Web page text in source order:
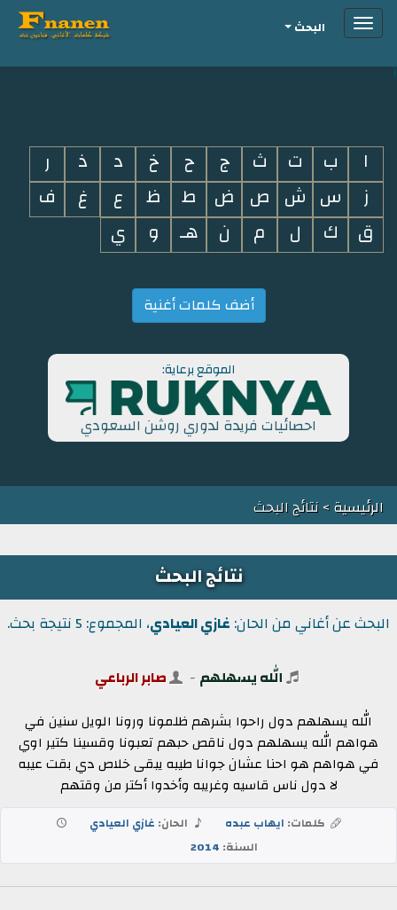
i
Toggleالبحث
ا ب ت ث ج ح خ د ذ
ر
ز
س ش ص ض ط ظ ع غ
ف
ق
ك ل م ن هـ و ي
أضف كلمات أغنية
الموقع برعاية:
احصائيات فريدة لدوري روشن السعودي
الرئيسية> نتائج البحث
نتائج البحث
البحث عن أغاني من الحان: غازي العيادي، المجموع: 5 نتيجة بحث.
الله يسهلهم - صابر الرباعي
الله يسهلهم دول راحوا بشرهم ظلمونا ورونا الويل سنين في
هواهم الله يسهلهم دول ناقص حبهم تعبونا وقسينا كتير اوي
في هواهم هو احنا عشان جوانا طيبه يبقى خلاص دي بقت عيبه
لا دول ناس قاسيه وغريبه وأخدوا أكتر من وقتهم
كلمات: ايهاب عبده الحان: غازي العيادي
السنة: 2014